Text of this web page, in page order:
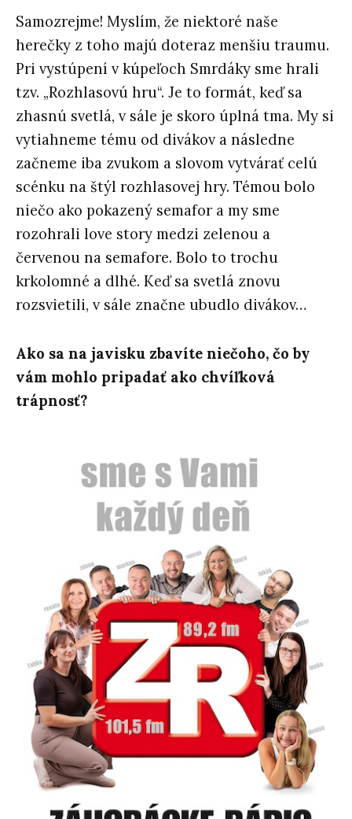
Samozrejme! Myslím, že niektoré naše
herečky z toho majú doteraz menšiu traumu.
Pri vystúpení v kúpeľoch Smrdáky sme hrali
tzv. „Rozhlasovú hru“. Je to formát, keď sa
zhasnú svetlá, v sále je skoro úplná tma. My si
vytiahneme tému od divákov a následne
začneme iba zvukom a slovom vytvárať celú
scénku na štýl rozhlasovej hry. Témou bolo
niečo ako pokazený semafor a my sme
rozohrali love story medzi zelenou a
červenou na semafore. Bolo to trochu
krkolomné a dlhé. Keď sa svetlá znovu
rozsvietili, v sále značne ubudlo divákov…
Ako sa na javisku zbavíte niečoho, čo by
vám mohlo pripadať ako chvíľková
trápnosť?